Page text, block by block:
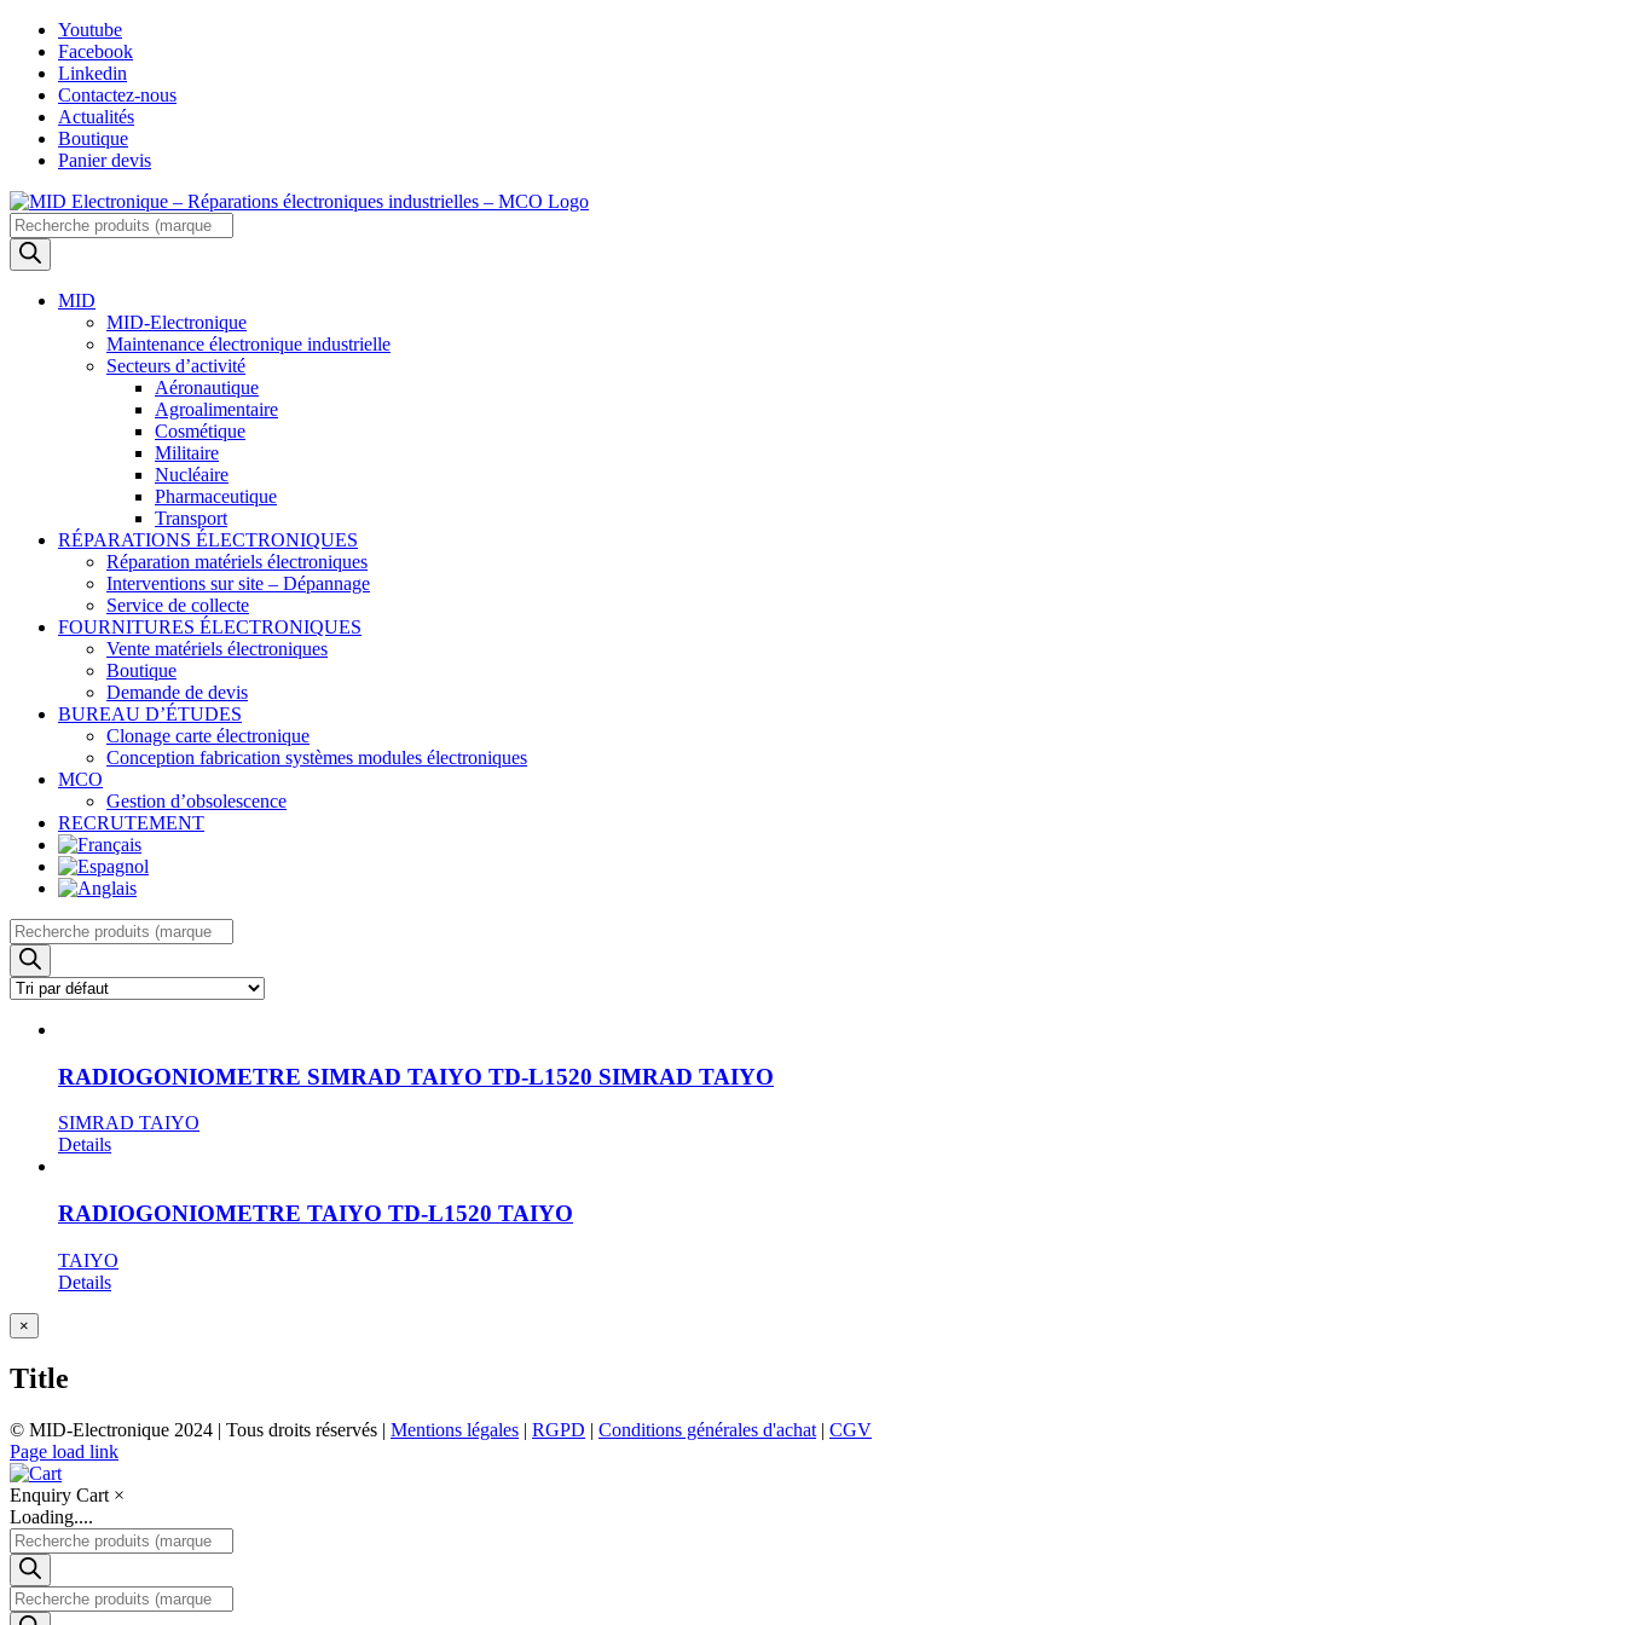
Skip
content
Youtube
Facebook
Linkedin
Contactez-nous
Actualités
Boutique
Panier devis
Recherche
de
produits
MID
MID-Electronique
Maintenance électronique industrielle
Secteurs d’activité
Aéronautique
Agroalimentaire
Cosmétique
Militaire
Nucléaire
Pharmaceutique
Transport
RÉPARATIONS ÉLECTRONIQUES
Réparation matériels électroniques
Interventions sur site – Dépannage
Service de collecte
FOURNITURES ÉLECTRONIQUES
Vente matériels électroniques
Boutique
Demande de devis
BUREAU D’ÉTUDES
Clonage carte électronique
Conception fabrication systèmes modules électroniques
MCO
Gestion d’obsolescence
RECRUTEMENT
Recherche
de
produits
RADIOGONIOMETRE SIMRAD TAIYO TD-L1520 SIMRAD TAIYO
SIMRAD TAIYO
Details
RADIOGONIOMETRE TAIYO TD-L1520 TAIYO
TAIYO
Details
Close
product
view
×
Title
© MID-Electronique 2024 | Tous droits réservés | Mentions légales | RGPD | Conditions générales d'achat | CGV
LinkedIn
Indeed
Facebook
Page load link
Enquiry Cart ×
Loading....
Recherche
de
produits
Recherche
de